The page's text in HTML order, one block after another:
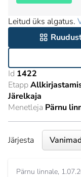
Leitud üks algatus.
Id 1422
Etapp
Järelkaja
Menetleja Pärnu
Järjesta
Pärnu linnale